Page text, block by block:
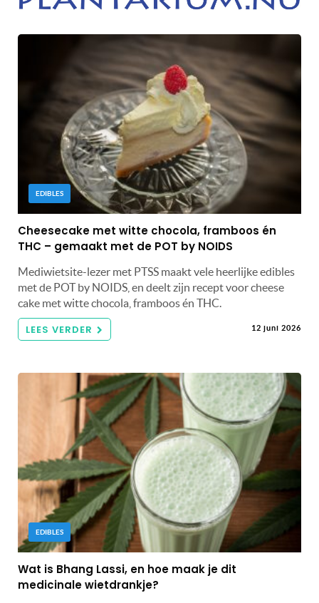
EDIBLES
Cheesecake met witte chocola, framboos én
THC – gemaakt met de POT by NOIDS
Mediwietsite-lezer met PTSS maakt vele heerlijke edibles
met de POT by NOIDS, en deelt zijn recept voor cheese
cake met witte chocola, framboos én THC.
LEES VERDER 12 juni 2026
EDIBLES
Wat is Bhang Lassi, en hoe maak je dit
medicinale wietdrankje?